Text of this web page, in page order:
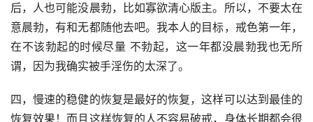
后，人也可能没晨勃，比如寡欲清心版主。所以，不要太在
意晨勃，有和无都随他去吧。我本人的目标，戒色第一年，
在不该勃起的时候尽量 不勃起，这一年都没晨勃我也无所
谓，因为我确实被手淫伤的太深了。
四，慢速的稳健的恢复是最好的恢复，这样可以达到最佳的
恢复效果！而且这样恢复的人不容易破戒，身体长期都会很